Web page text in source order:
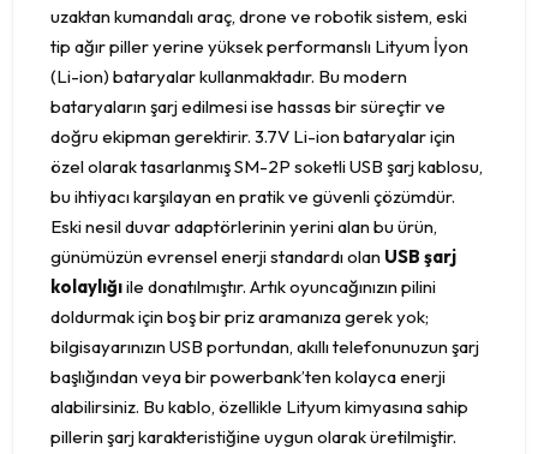
uzaktan kumandalı araç, drone ve robotik sistem, eski
tip ağır piller yerine yüksek performanslı Lityum İyon
(Li-ion) bataryalar kullanmaktadır. Bu modern
bataryaların şarj edilmesi ise hassas bir süreçtir ve
doğru ekipman gerektirir. 3.7V Li-ion bataryalar için
özel olarak tasarlanmış SM-2P soketli USB şarj kablosu,
bu ihtiyacı karşılayan en pratik ve güvenli çözümdür.
Eski nesil duvar adaptörlerinin yerini alan bu ürün,
günümüzün evrensel enerji standardı olan USB şarj
kolaylığıile donatılmıştır. Artık oyuncağınızın pilini
doldurmak için boş bir priz aramanıza gerek yok;
bilgisayarınızın USB portundan, akıllı telefonunuzun şarj
başlığından veya bir powerbank’ten kolayca enerji
alabilirsiniz. Bu kablo, özellikle Lityum kimyasına sahip
pillerin şarj karakteristiğine uygun olarak üretilmiştir.